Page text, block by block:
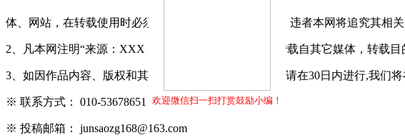
欢迎微信扫一扫打赏鼓励小编！
体、网站，在转载使用时必须注明"稿件来源：军嫂网"，违者本网将追究其相关
2、凡本网注明“来源：XXX（非军嫂网）”的作品，均转载自其它媒体，转载
3、如因作品内容、版权和其它问题需要同本网联系的，请在30日内进行,我们将
※ 联系方式： 010-53678651
※ 投稿邮箱： junsaozg168@163.com